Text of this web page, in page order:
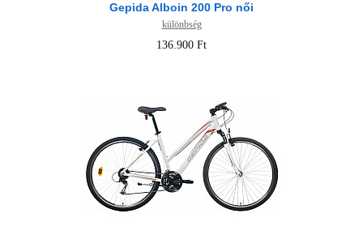
Gepida Alboin 200 Pro női
különbség
136.900 Ft